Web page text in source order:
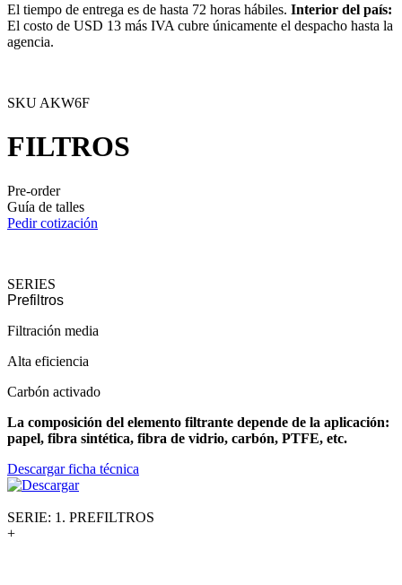
El tiempo de entrega es de hasta 72 horas hábiles. Interior del país:
El costo de USD 13 más IVA cubre únicamente el despacho hasta la
agencia.
SKU AKW6F
FILTROS
Pre-order
Guía de talles
Pedir cotización
SERIES
Prefiltros
Filtración media
Alta eficiencia
Carbón activado
La composición del elemento filtrante depende de la aplicación:
papel, fibra sintética, fibra de vidrio, carbón, PTFE, etc.
Descargar ficha técnica
SERIE: 1. PREFILTROS
+